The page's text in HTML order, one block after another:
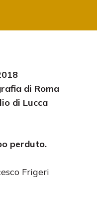
di Roma
di Lucca
perduto.
Frigeri